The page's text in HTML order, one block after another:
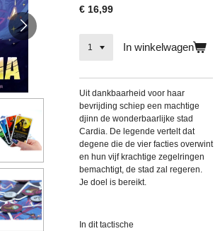
€ 16,99
In winkelwagen
Uit dankbaarheid voor haar
bevrijding schiep een machtige
djinn de wonderbaarlijke stad
Cardia. De legende vertelt dat
degene die de vier facties overwint
en hun vijf krachtige zegelringen
bemachtigt, de stad zal regeren.
Je doel is bereikt.
In dit tactische